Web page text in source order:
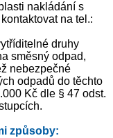
nakládání s
na tel.:
druhy
směsný odpad,
nebezpečné
odpadů do těchto
Kč dle § 47 odst.
způsoby: